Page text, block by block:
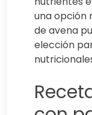
una opción
de avena
elección